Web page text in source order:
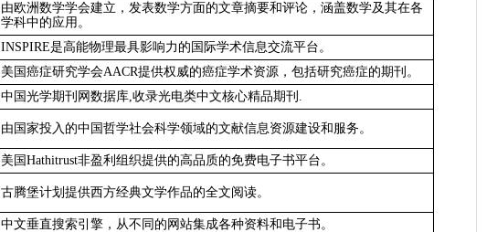
由欧洲数学学会建立，发表数学方面的文章摘要和评论，涵盖数学及其在各
学科中的应用。
INSPIRE是高能物理最具影响力的国际学术信息交流平台。
美国癌症研究学会AACR提供权威的癌症学术资源，包括研究癌症的期刊。
中国光学期刊网数据库,收录光电类中文核心精品期刊 .
由国家投入的中国哲学社会科学领域的文献信息资源建设和服务。
美国 Hathitrust非盈利组织提供的高品质的免费电子书平台。
古腾堡计划提供西方经典文学作品的全文阅读。
中文垂直搜索引擎，从不同的网站集成各种资料和电子书。